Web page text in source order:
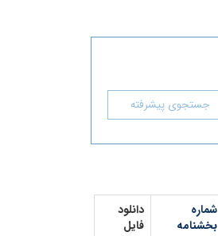
جستجوی پیشرفته
شماره
بخشنامه
دانلود
فایل